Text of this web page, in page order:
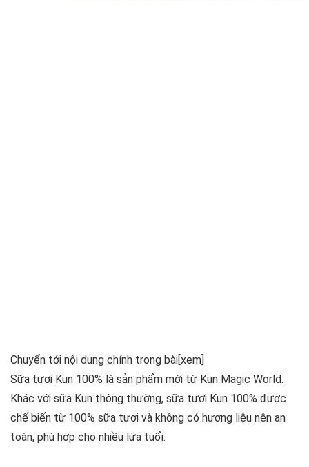
Chuyển tới nội dung chính trong bài[xem]
Sữa tươi Kun 100% là sản phẩm mới từ Kun Magic World.
Khác với sữa Kun thông thường, sữa tươi Kun 100% được
chế biến từ 100% sữa tươi và không có hương liệu nên an
toàn, phù hợp cho nhiều lứa tuổi.